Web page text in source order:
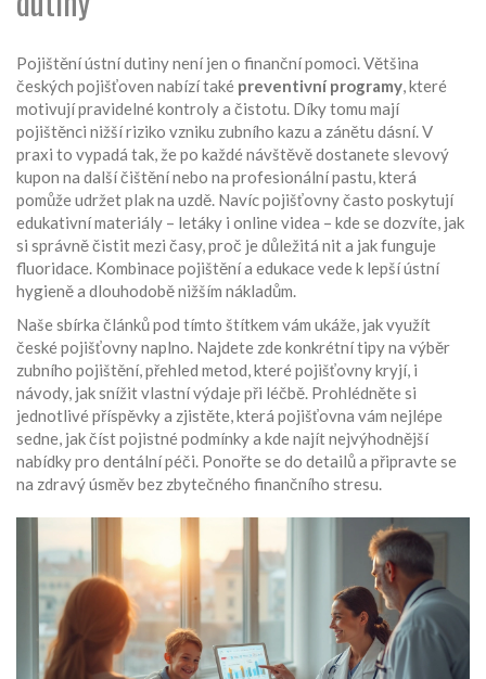
Pojištění ústní dutiny není jen o finanční pomoci. Většina
českých pojišťoven nabízí také preventivní programy, které
motivují pravidelné kontroly a čistotu. Díky tomu mají
pojištěnci nižší riziko vzniku zubního kazu a zánětu dásní. V
praxi to vypadá tak, že po každé návštěvě dostanete slevový
kupon na další čištění nebo na profesionální pastu, která
pomůže udržet plak na uzdě. Navíc pojišťovny často poskytují
edukativní materiály – letáky i online videa – kde se dozvíte, jak
si správně čistit mezi časy, proč je důležitá nit a jak funguje
fluoridace. Kombinace pojištění a edukace vede k lepší ústní
hygieně a dlouhodobě nižším nákladům.
Naše sbírka článků pod tímto štítkem vám ukáže, jak využít
české pojišťovny naplno. Najdete zde konkrétní tipy na výběr
zubního pojištění, přehled metod, které pojišťovny kryjí, i
návody, jak snížit vlastní výdaje při léčbě. Prohlédněte si
jednotlivé příspěvky a zjistěte, která pojišťovna vám nejlépe
sedne, jak číst pojistné podmínky a kde najít nejvýhodnější
nabídky pro dentální péči. Ponořte se do detailů a připravte se
na zdravý úsměv bez zbytečného finančního stresu.